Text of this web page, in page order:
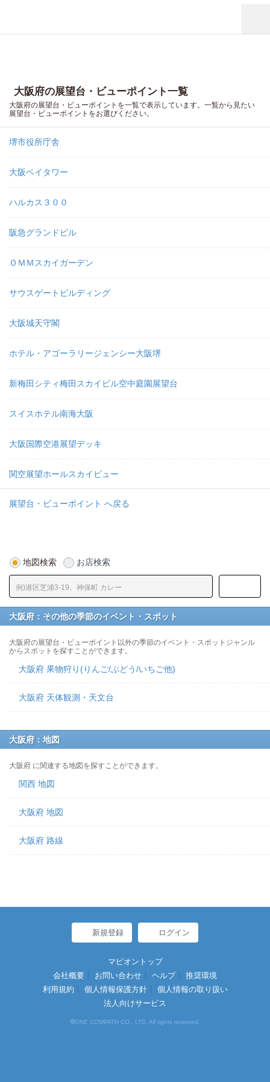
大阪府の展望台・ビューポイント一覧
大阪府の展望台・ビューポイントを一覧で表示しています。一覧から見たい
展望台・ビューポイントをお選びください。
堺市役所庁舎
大阪ベイタワー
ハルカス３００
阪急グランドビル
ＯＭＭスカイガーデン
サウスゲートビルディング
大阪城天守閣
ホテル・アゴーラリージェンシー大阪堺
新梅田シティ梅田スカイビル空中庭園展望台
スイスホテル南海大阪
大阪国際空港展望デッキ
関空展望ホールスカイビュー
展望台・ビューポイント へ戻る
地図検索 お店検索
大阪府：その他の季節のイベント・スポット
大阪府の展望台・ビューポイント以外の季節のイベント・スポットジャンル
からスポットを探すことができます。
大阪府 果物狩り(りんご/ぶどう/いちご他)
大阪府 天体観測・天文台
大阪府：地図
大阪府 に関連する地図を探すことができます。
関西 地図
大阪府 地図
大阪府 路線
新規登録 ログイン
マピオントップ
会社概要
お問い合わせ ヘルプ
推奨環境
利用規約
個人情報保護方針
個人情報の取り扱い
法人向けサービス
©ONE COMPATH CO., LTD. All rights reserved.